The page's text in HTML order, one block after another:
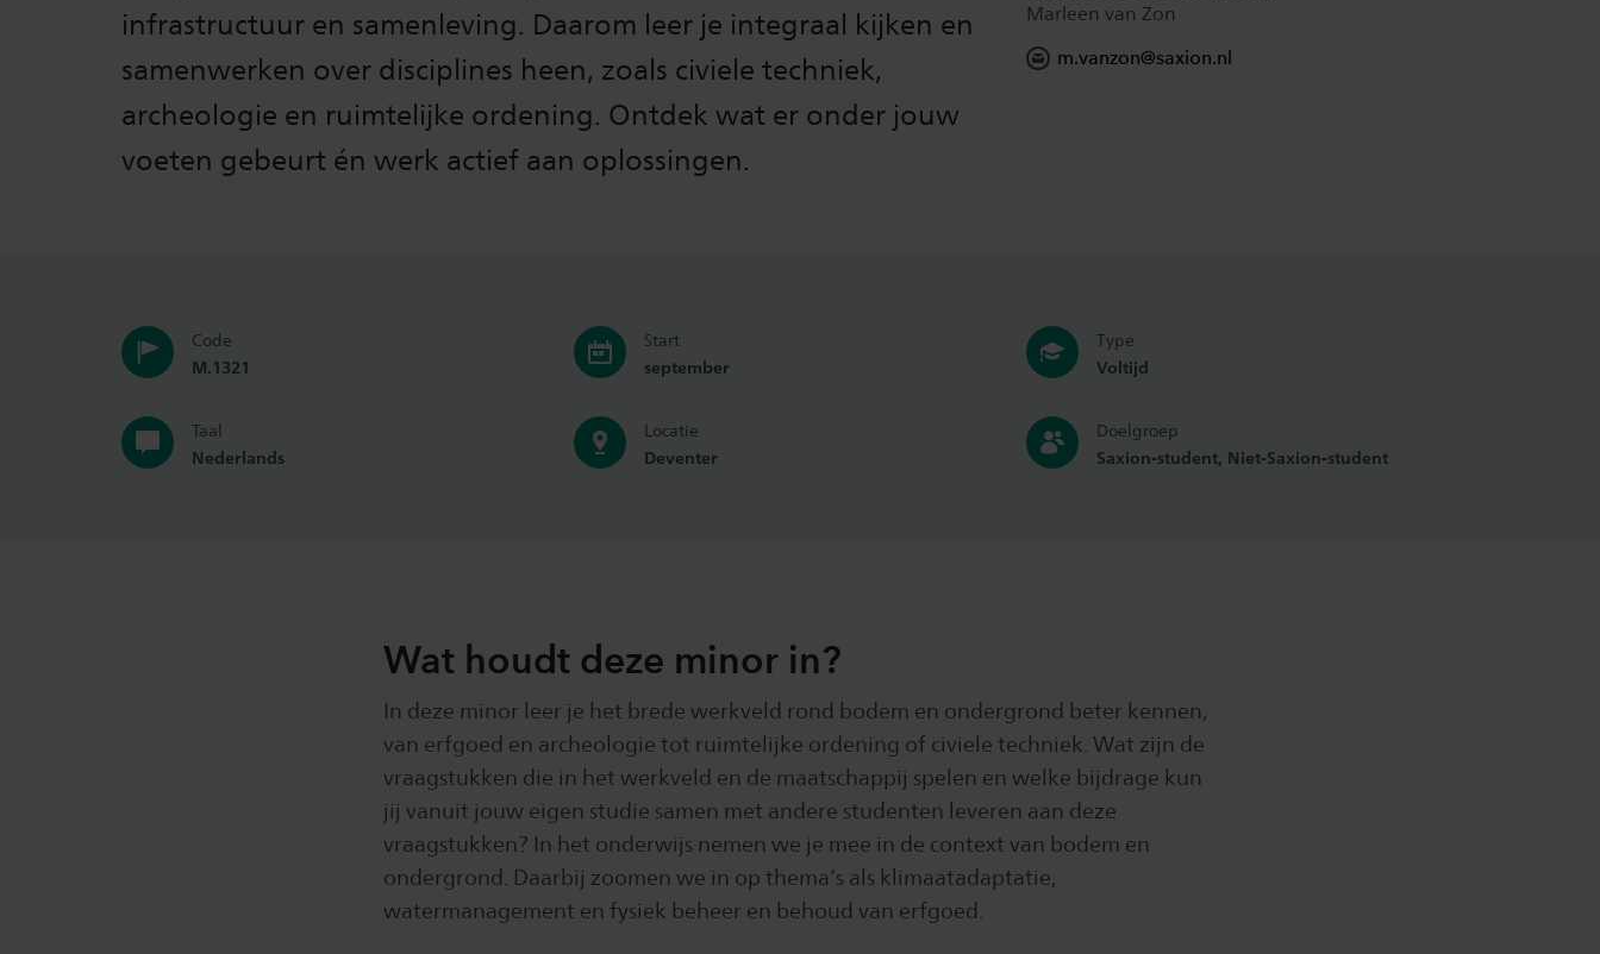
infrastructuur en samenleving. Daarom leer je integraal kijken en
samenwerken over disciplines heen, zoals civiele techniek,
archeologie en ruimtelijke ordening. Ontdek wat er onder jouw
voeten gebeurt én werk actief aan oplossingen.
Marleen van Zon
m.vanzon@saxion.nl
Code
M.1321
Start
september
Type
Voltijd
Taal
Nederlands
Locatie
Deventer
Doelgroep
Saxion-student, Niet-Saxion-student
Wat houdt deze minor in?
In deze minor leer je het brede werkveld rond bodem en ondergrond beter kennen,
van erfgoed en archeologie tot ruimtelijke ordening of civiele techniek. Wat zijn de
vraagstukken die in het werkveld en de maatschappij spelen en welke bijdrage kun
jij vanuit jouw eigen studie samen met andere studenten leveren aan deze
vraagstukken? In het onderwijs nemen we je mee in de context van bodem en
ondergrond. Daarbij zoomen we in op thema’s als klimaatadaptatie,
watermanagement en fysiek beheer en behoud van erfgoed.